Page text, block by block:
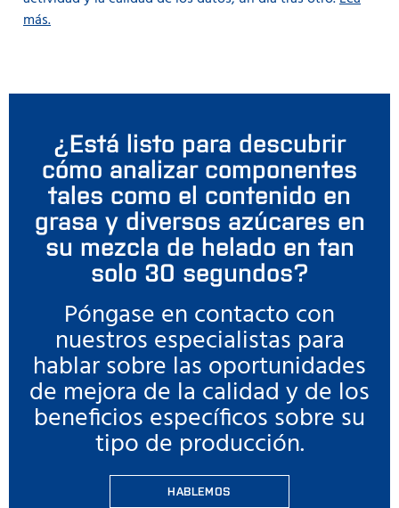
más.
¿Está listo para descubrir
cómo analizar componentes
tales como el contenido en
grasa y diversos azúcares en
su mezcla de helado en tan
solo 30 segundos?
Póngase en contacto con
nuestros especialistas para
hablar sobre las oportunidades
de mejora de la calidad y de los
beneficios específicos sobre su
tipo de producción.
HABLEMOS